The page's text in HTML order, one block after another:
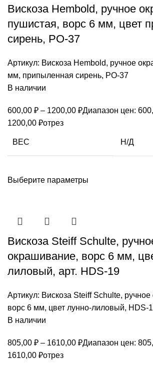
Вискоза Hembold, ручное
пушистая, ворс 6 мм, цвет
сирень, РО-37
Артикул: Вискоза Hembold, ручное
мм, припыленная сирень, РО-37
В наличии
600,00 ₽ – 1200,00 ₽Диапазон цен:
1200,00 ₽отрез
ВЕС Н/Д
Выберите параметры
Вискоза Steiff Schulte,
окрашивание, ворс 6 мм,
лиловый, арт. HDS-19
Артикул: Вискоза Steiff Schulte,
ворс 6 мм, цвет лунно-лиловый, HDS-
В наличии
805,00 ₽ – 1610,00 ₽Диапазон цен:
1610,00 ₽отрез